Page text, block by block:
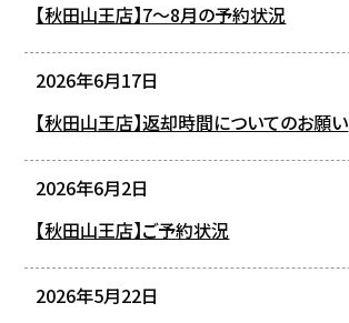
【秋田山王店】7～8月の予約状況
2026年6月17日
【秋田山王店】返却時間についてのお願い
2026年6月2日
【秋田山王店】ご予約状況
2026年5月22日